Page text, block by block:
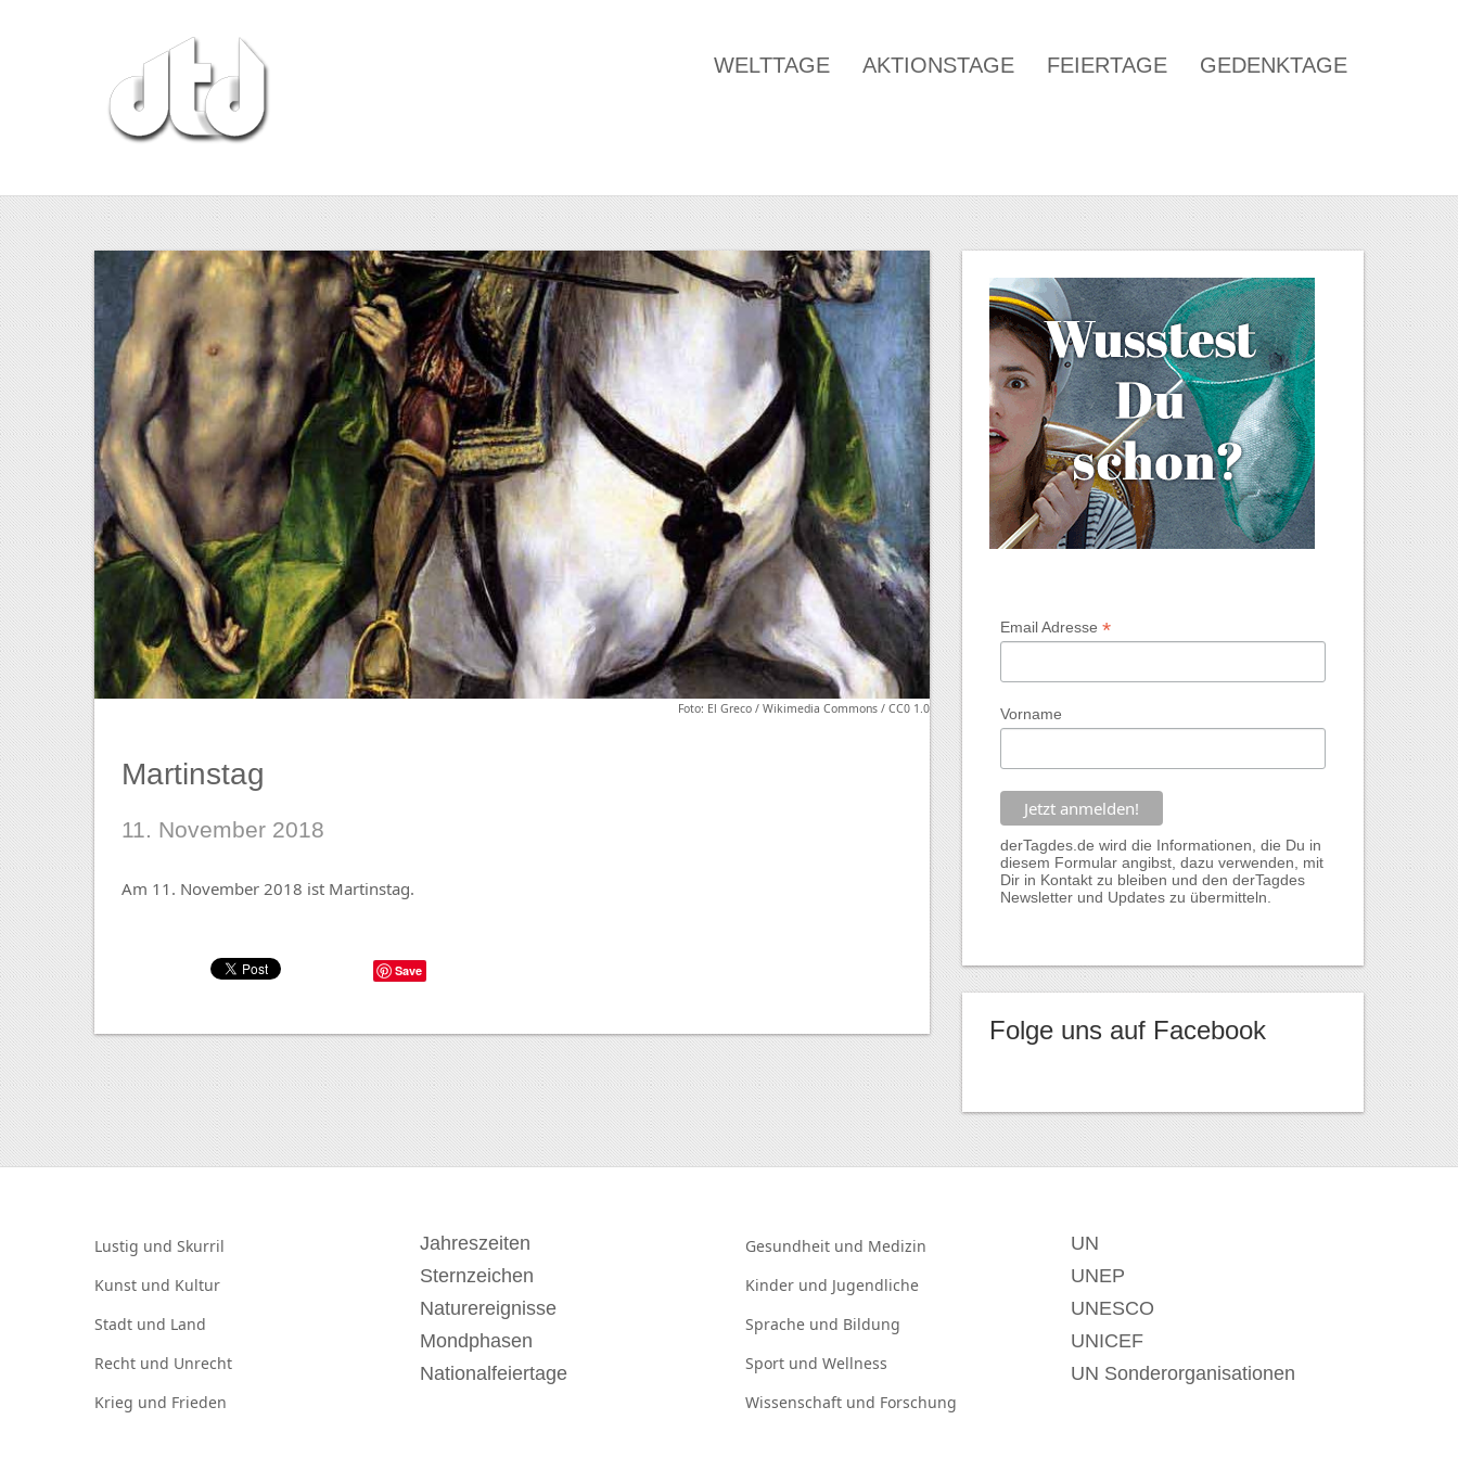
WELTTAGE AKTIONSTAGE FEIERTAGE GEDENKTAGE
Foto: El Greco / Wikimedia Commons / CC0 1.0
Martinstag
11. November 2018
Am 11. November 2018 ist Martinstag.
Save
Email Adresse *
Vorname
derTagdes.de wird die Informationen, die Du in
diesem Formular angibst, dazu verwenden, mit
Dir in Kontakt zu bleiben und den derTagdes
Newsletter und Updates zu übermitteln.
Folge uns auf Facebook
Lustig und Skurril
Kunst und Kultur
Stadt und Land
Recht und Unrecht
Krieg und Frieden
Jahreszeiten
Sternzeichen
Naturereignisse
Mondphasen
Nationalfeiertage
Gesundheit und Medizin
Kinder und Jugendliche
Sprache und Bildung
Sport und Wellness
Wissenschaft und Forschung
UN
UNEP
UNESCO
UNICEF
UN Sonderorganisationen